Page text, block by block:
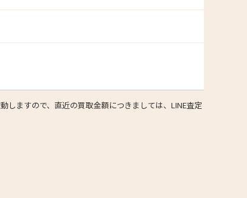
しますので、直近の買取金額につきましては、LINE査定